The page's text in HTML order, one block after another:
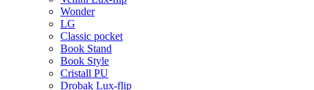
Wonder
LG
Classic pocket
Book Stand
Book Style
Cristall PU
Drobak Lux-flip